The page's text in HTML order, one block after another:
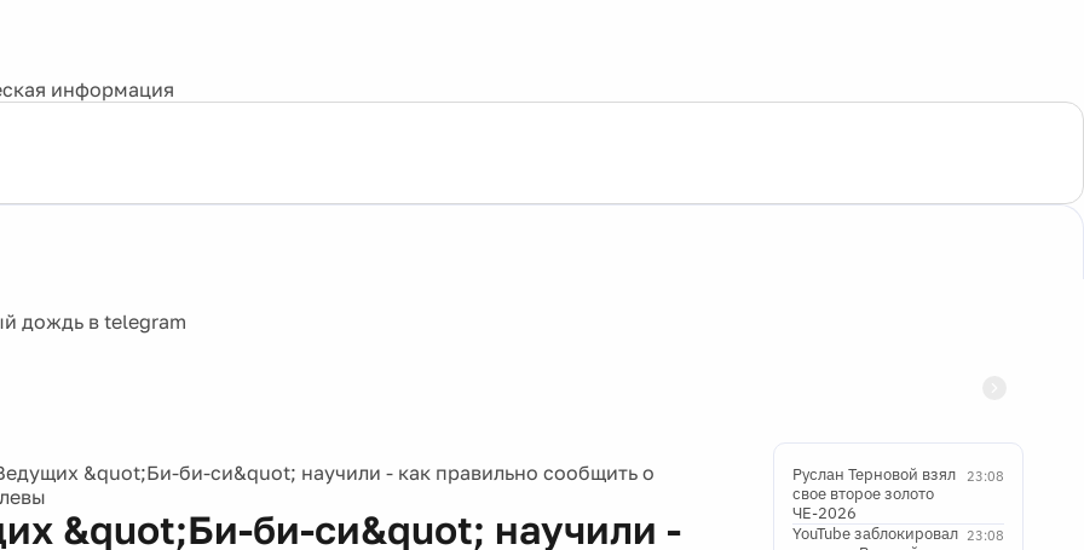
информация
&quot;Би-би-си&quot; научили - как правильно сообщить о
&quot;Би-би-си&quot; научили -
23:08
Руслан Терновой взял
свое второе золото
ЧЕ-2026
23:08
YouTube заблокировал